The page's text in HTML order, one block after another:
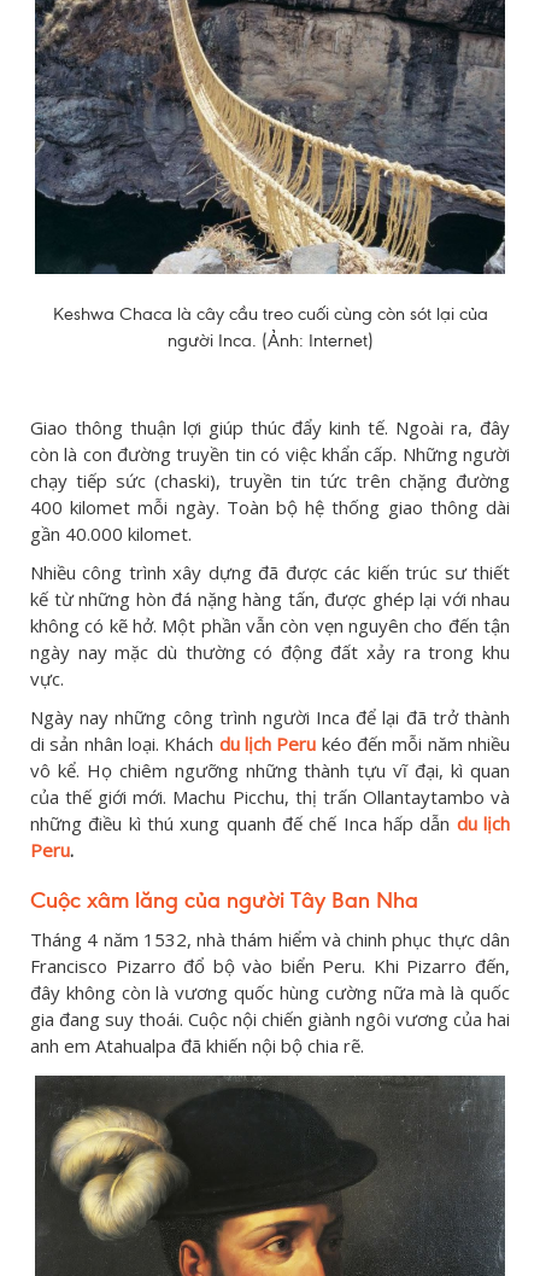
Keshwa Chaca là cây cầu treo cuối cùng còn sót lại của
người Inca. (Ảnh: Internet)
Giao thông thuận lợi giúp thúc đẩy kinh tế. Ngoài ra, đây
còn là con đường truyền tin có việc khẩn cấp. Những người
chạy tiếp sức (chaski), truyền tin tức trên chặng đường
400 kilomet mỗi ngày. Toàn bộ hệ thống giao thông dài
gần 40.000 kilomet.
Nhiều công trình xây dựng đã được các kiến trúc sư thiết
kế từ những hòn đá nặng hàng tấn, được ghép lại với nhau
không có kẽ hở. Một phần vẫn còn vẹn nguyên cho đến tận
ngày nay mặc dù thường có động đất xảy ra trong khu
vực.
Ngày nay những công trình người Inca để lại đã trở thành
di sản nhân loại. Khách du lịch Peru kéo đến mỗi năm nhiều
vô kể. Họ chiêm ngưỡng những thành tựu vĩ đại, kì quan
của thế giới mới. Machu Picchu, thị trấn Ollantaytambo và
những điều kì thú xung quanh đế chế Inca hấp dẫn du lịch
Peru.
Cuộc xâm lăng của người Tây Ban Nha
Tháng 4 năm 1532, nhà thám hiểm và chinh phục thực dân
Francisco Pizarro đổ bộ vào biển Peru. Khi Pizarro đến,
đây không còn là vương quốc hùng cường nữa mà là quốc
gia đang suy thoái. Cuộc nội chiến giành ngôi vương của hai
anh em Atahualpa đã khiến nội bộ chia rẽ.